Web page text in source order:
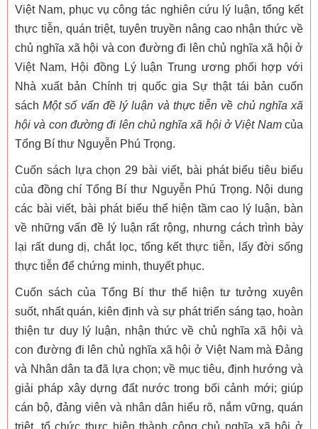
Việt Nam, phục vụ công tác nghiên cứu lý luận, tổng kết
thực tiễn, quán triệt, tuyên truyền nâng cao nhận thức về
chủ nghĩa xã hội và con đường đi lên chủ nghĩa xã hội ở
Việt Nam, Hội đồng Lý luận Trung ương phối hợp với
Nhà xuất bản Chính trị quốc gia Sự thật tái bản cuốn
sáchMột số vấn đề lý luận và thực tiễn về chủ nghĩa xã
hội và con đường đi lên chủ nghĩa xã hội ở Việt Nam của
Tổng Bí thư Nguyễn Phú Trọng.
Cuốn sách lựa chọn 29 bài viết, bài phát biểu tiêu biểu
của đồng chí Tổng Bí thư Nguyễn Phú Trọng. Nội dung
các bài viết, bài phát biểu thể hiện tầm cao lý luận, bàn
về những vấn đề lý luận rất rộng, nhưng cách trình bày
lại rất dung dị, chắt lọc, tổng kết thực tiễn, lấy đời sống
thực tiễn để chứng minh, thuyết phục.
Cuốn sách của Tổng Bí thư thể hiện tư tưởng xuyên
suốt, nhất quán, kiên định và sự phát triển sáng tạo, hoàn
thiện tư duy lý luận, nhận thức về chủ nghĩa xã hội và
con đường đi lên chủ nghĩa xã hội ở Việt Nam mà Đảng
và Nhân dân ta đã lựa chọn; về mục tiêu, định hướng và
giải pháp xây dựng đất nước trong bối cảnh mới; giúp
cán bộ, đảng viên và nhân dân hiểu rõ, nắm vững, quán